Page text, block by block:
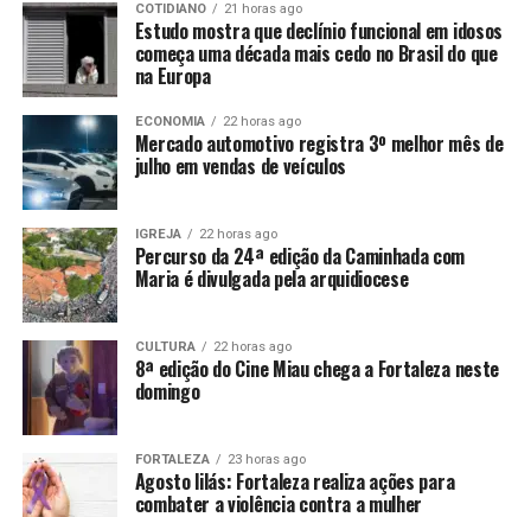
COTIDIANO 21 horas ago
Estudo mostra que declínio funcional em idosos
começa uma década mais cedo no Brasil do que
na Europa
ECONOMIA 22 horas ago
Mercado automotivo registra 3º melhor mês de
julho em vendas de veículos
IGREJA 22 horas ago
Percurso da 24ª edição da Caminhada com
Maria é divulgada pela arquidiocese
CULTURA 22 horas ago
8ª edição do Cine Miau chega a Fortaleza neste
domingo
FORTALEZA 23 horas ago
Agosto lilás: Fortaleza realiza ações para
combater a violência contra a mulher